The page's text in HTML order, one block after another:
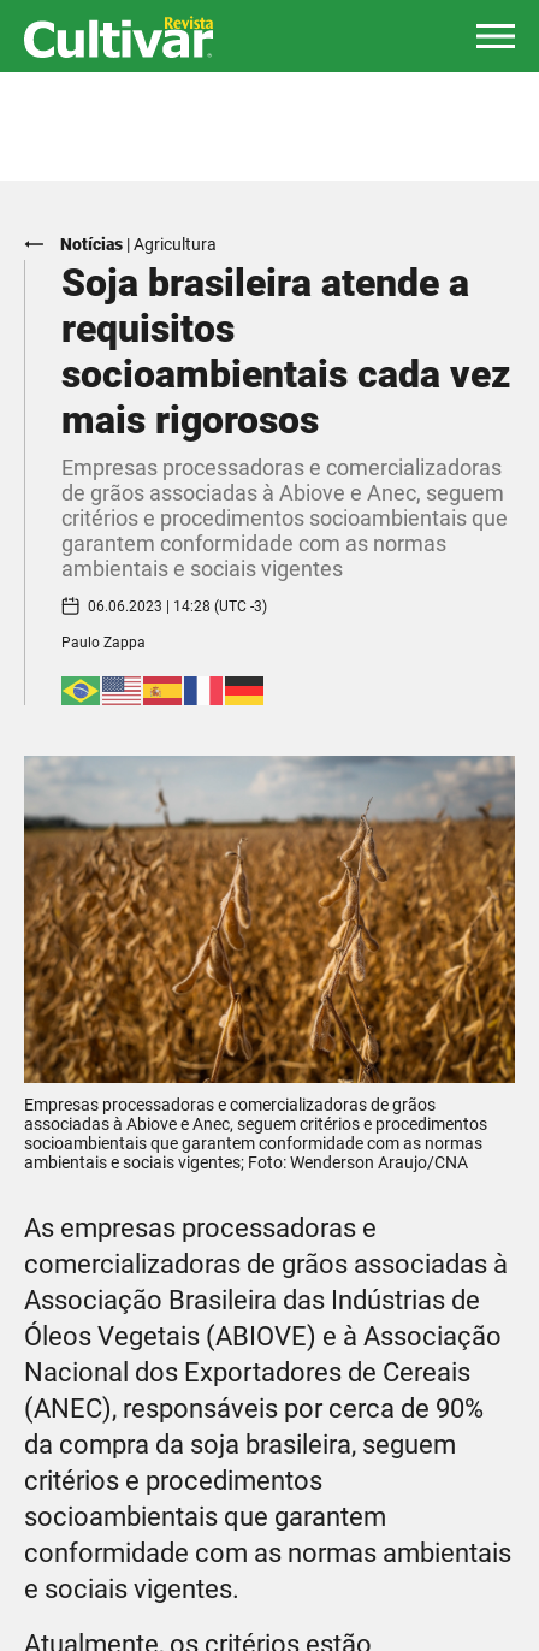
Notícias |Agricultura
Soja brasileira atende a
requisitos
socioambientais cada vez
mais rigorosos
Empresas processadoras e comercializadoras
de grãos associadas à Abiove e Anec, seguem
critérios e procedimentos socioambientais que
garantem conformidade com as normas
ambientais e sociais vigentes
06.06.2023 | 14:28 (UTC -3)
Paulo Zappa
Empresas processadoras e comercializadoras de grãos
associadas à Abiove e Anec, seguem critérios e procedimentos
socioambientais que garantem conformidade com as normas
ambientais e sociais vigentes; Foto: Wenderson Araujo/CNA
As empresas processadoras e
comercializadoras de grãos associadas à
Associação Brasileira das Indústrias de
Óleos Vegetais (ABIOVE) e à Associação
Nacional dos Exportadores de Cereais
(ANEC), responsáveis por cerca de 90%
da compra da soja brasileira, seguem
critérios e procedimentos
socioambientais que garantem
conformidade com as normas ambientais
e sociais vigentes.
Atualmente, os critérios estão